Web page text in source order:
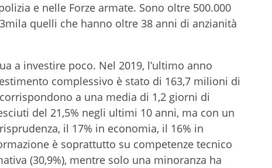
e nelle Forze armate. Sono oltre 500.000
quelli che hanno oltre 38 anni di anzianità
a investire poco. Nel 2019, l’ultimo anno
complessivo è stato di 163,7 milioni di
a una media di 1,2 giorni di
del 21,5% negli ultimi 10 anni, ma con un
il 17% in economia, il 16% in
è soprattutto su competenze tecnico
(30,9%), mentre solo una minoranza ha